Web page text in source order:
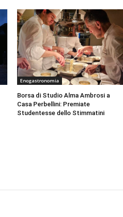
Enogastronomia
Borsa di Studio Alma Ambrosi a
Casa Perbellini: Premiate
Studentesse dello Stimmatini